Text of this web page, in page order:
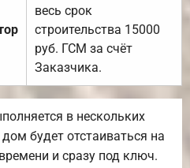
весь срок
строительства 15000
руб. ГСМ за счёт
Заказчика.
в нескольких
будет отстаиваться на
и сразу под ключ.